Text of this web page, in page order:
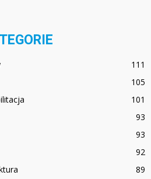
111
105
101
93
93
92
89